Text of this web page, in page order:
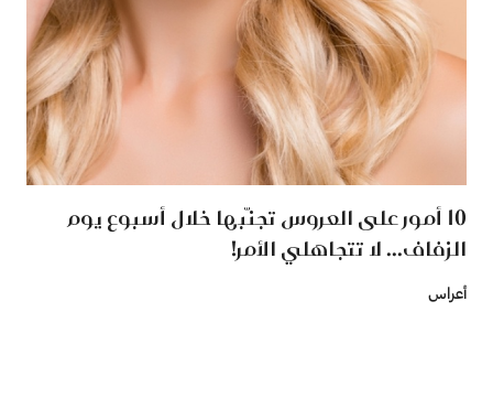
10 أمور على العروس تجنّبها خلال أسبوع يوم
الزفاف... لا تتجاهلي الأمر!
أعراس